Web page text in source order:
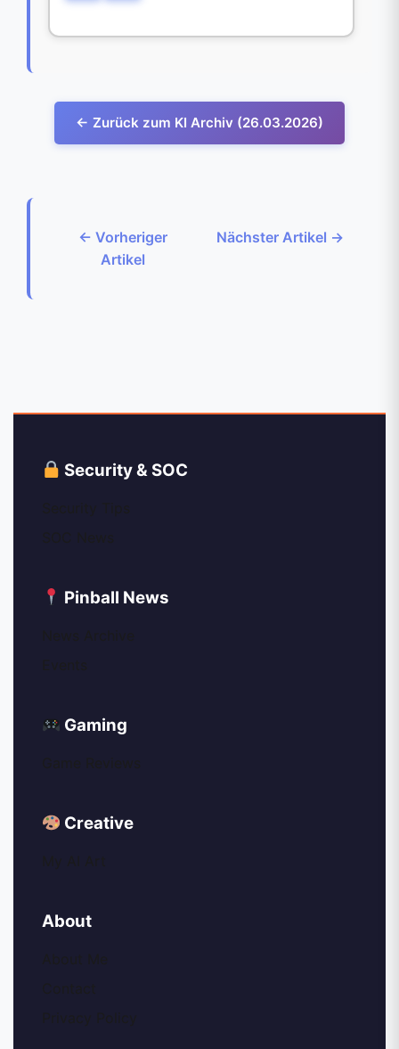
← Zurück zum KI Archiv (26.03.2026)
← Vorheriger
Artikel
Nächster Artikel →
Security & SOC
Pinball News
Gaming
Creative
About